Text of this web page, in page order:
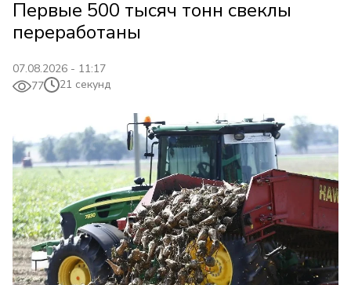
Первые 500 тысяч тонн свеклы
переработаны
07.08.2026 - 11:17
77
21 секунд